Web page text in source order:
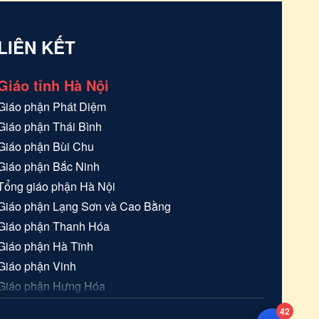
42
KẾT
tỉnh Hà Nội
phận Phát Diệm
phận Thái Bình
phận Bùi Chu
phận Bắc Ninh
giáo phận Hà Nội
phận Lạng Sơn và Cao Bằng
phận Thanh Hóa
phận Hà Tĩnh
phận Vinh
phận Hưng Hóa